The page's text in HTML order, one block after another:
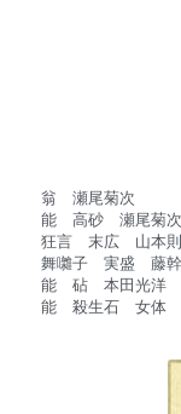
翁　瀬尾菊次
能　高砂　瀬尾菊次
狂言　末広　山本
舞囃子　実盛　藤
能　砧　本田光洋
能　殺生石　女体